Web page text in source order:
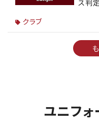
ス判
クラブ
ユニフ